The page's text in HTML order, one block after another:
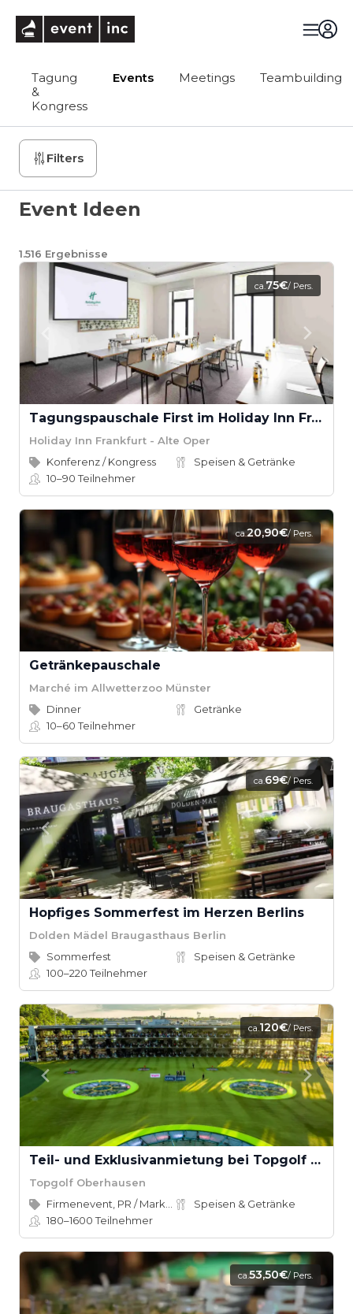
Tagung
&
Kongress
Events Meetings Teambuilding
Filters
Event Ideen
1.516 Ergebnisse
ca.75€/ Pers.
Tagungspauschale First im Holiday Inn Frankfurt - Alte Oper
Holiday Inn Frankfurt - Alte Oper
Konferenz / Kongress
Speisen & Getränke
10–90Teilnehmer
ca.20,90€/ Pers.
Getränkepauschale
Marché im Allwetterzoo Münster
Dinner
Getränke
10–60Teilnehmer
ca.69€/ Pers.
Hopfiges Sommerfest im Herzen Berlins
Dolden Mädel Braugasthaus Berlin
Sommerfest
Speisen & Getränke
100–220Teilnehmer
ca.120€/ Pers.
Teil- und Exklusivanmietung bei Topgolf Oberhausen
Topgolf Oberhausen
Speisen & Getränke
180–1600Teilnehmer
ca.53,50€/ Pers.